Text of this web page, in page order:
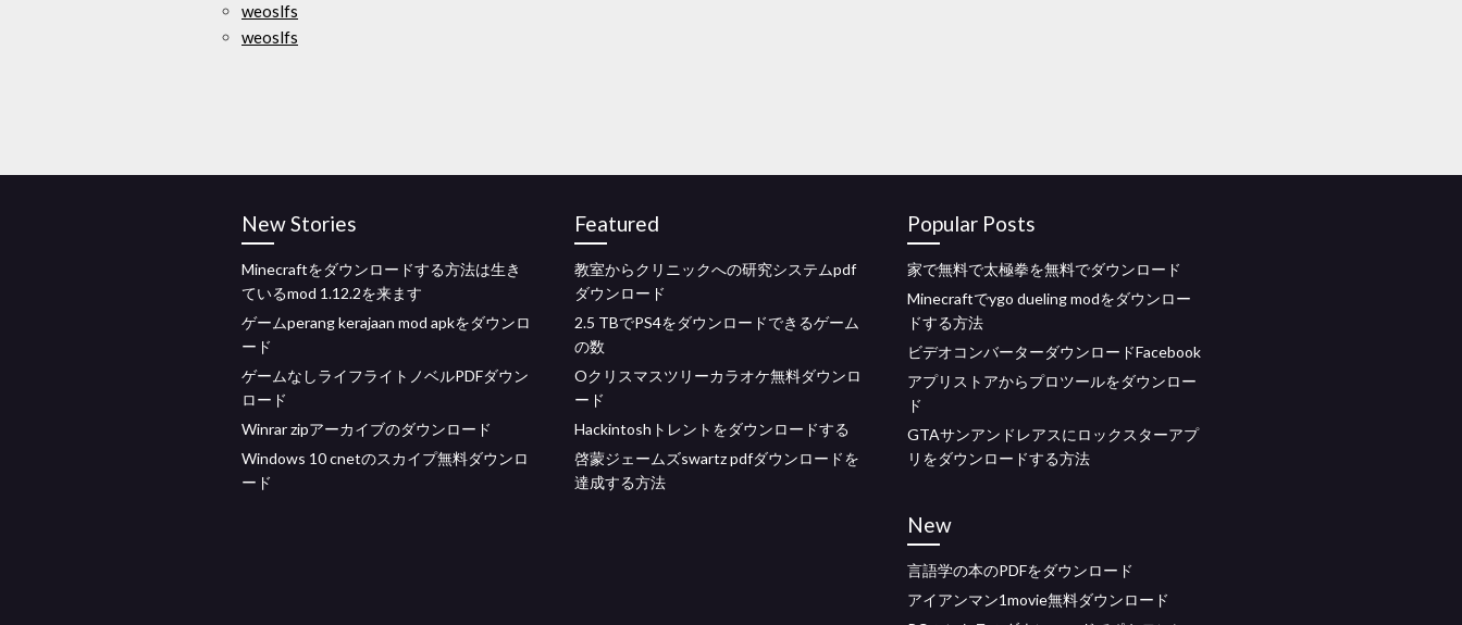
weoslfs
weoslfs
New Stories
Minecraftをダウンロードする方法は生き
ているmod 1.12.2を来ます
ゲームperang kerajaan mod apkをダウンロ
ード
ゲームなしライフライトノベルPDFダウン
ロード
Winrar zipアーカイブのダウンロード
Windows 10 cnetのスカイプ無料ダウンロ
ード
Featured
教室からクリニックへの研究システムpdf
ダウンロード
2.5 TBでPS4をダウンロードできるゲーム
の数
Oクリスマスツリーカラオケ無料ダウンロ
ード
Hackintoshトレントをダウンロードする
啓蒙ジェームズswartz pdfダウンロードを
達成する方法
Popular Posts
家で無料で太極拳を無料でダウンロード
Minecraftでygo dueling modをダウンロー
ドする方法
ビデオコンバーターダウンロードFacebook
アプリストアからプロツールをダウンロー
ド
GTAサンアンドレアスにロックスターアプ
リをダウンロードする方法
New
言語学の本のPDFをダウンロード
アイアンマン1movie無料ダウンロード